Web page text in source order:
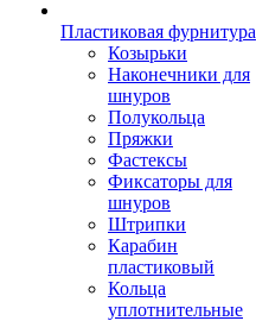
Пластиковая фурнитура
Козырьки
Наконечники для
шнуров
Полукольца
Пряжки
Фастексы
Фиксаторы для
шнуров
Штрипки
Карабин
пластиковый
Кольца
уплотнительные